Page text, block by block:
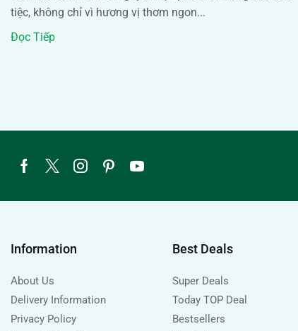
tiệc, không chỉ vì hương vị thơm ngon...
Đọc Tiếp
Information
About Us
Delivery Information
Privacy Policy
Best Deals
Super Deals
Today TOP Deal
Bestsellers